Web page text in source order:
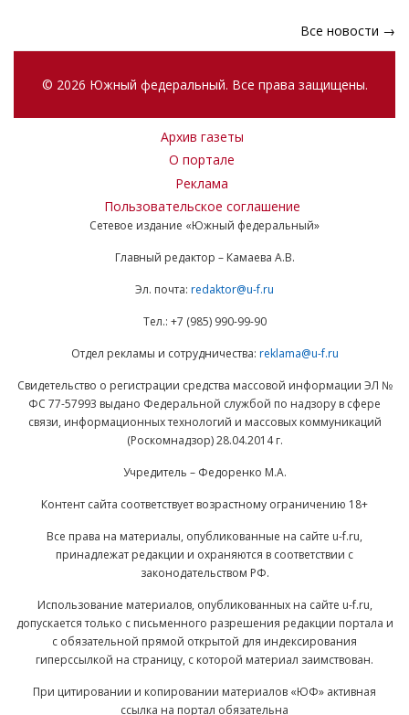
Все новости →
© 2026 Южный федеральный. Все права защищены.
Архив газеты
О портале
Реклама
Пользовательское соглашение
Сетевое издание «Южный федеральный»
Главный редактор – Камаева А.В.
Эл. почта: redaktor@u-f.ru
Тел.: +7 (985) 990-99-90
Отдел рекламы и сотрудничества: reklama@u-f.ru
Свидетельство о регистрации средства массовой информации ЭЛ №
ФС 77-57993 выдано Федеральной службой по надзору в сфере
связи, информационных технологий и массовых коммуникаций
(Роскомнадзор) 28.04.2014 г.
Учредитель – Федоренко М.А.
Контент сайта соответствует возрастному ограничению 18+
Все права на материалы, опубликованные на сайте u-f.ru,
принадлежат редакции и охраняются в соответствии с
законодательством РФ.
Использование материалов, опубликованных на сайте u-f.ru,
допускается только с письменного разрешения редакции портала и
с обязательной прямой открытой для индексирования
гиперссылкой на страницу, с которой материал заимствован.
При цитировании и копировании материалов «ЮФ» активная
ссылка на портал обязательна